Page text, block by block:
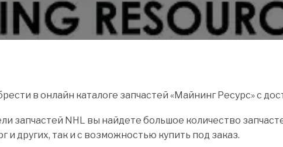
в онлайн каталоге запчастей «Майнинг Ресурс» с
NHL вы найдете большое количество
других, так и с возможностью купить под заказ.